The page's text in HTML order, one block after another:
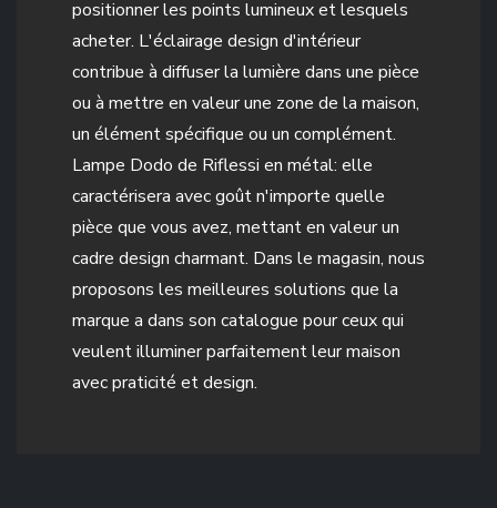
positionner les points lumineux et lesquels
acheter. L'éclairage design d'intérieur
contribue à diffuser la lumière dans une pièce
ou à mettre en valeur une zone de la maison,
un élément spécifique ou un complément.
Lampe Dodo de Riflessi en métal: elle
caractérisera avec goût n'importe quelle
pièce que vous avez, mettant en valeur un
cadre design charmant. Dans le magasin, nous
proposons les meilleures solutions que la
marque a dans son catalogue pour ceux qui
veulent illuminer parfaitement leur maison
avec praticité et design.